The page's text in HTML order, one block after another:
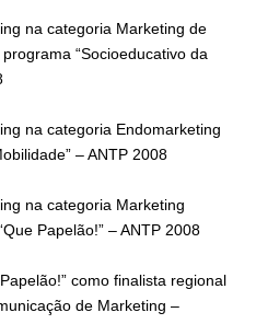
na categoria Marketing de
“Socioeducativo da
na categoria Endomarketing
– ANTP 2008
na categoria Marketing
Papelão!” – ANTP 2008
como finalista regional
de Marketing –